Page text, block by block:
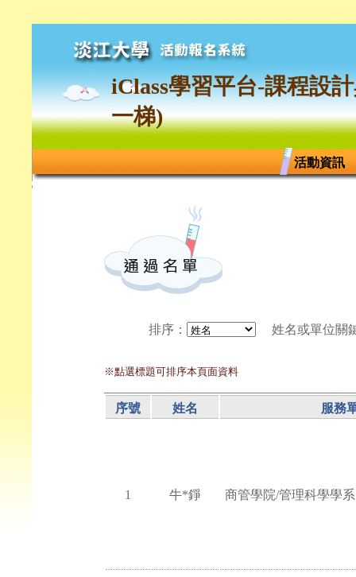
iClass學習平台-課程設
一梯)
活動資訊
排序： 姓名或單位關
※點選標題可排序本頁面資料
序號 姓名 服務
1 牛*錚 商管學院/管理科學學系